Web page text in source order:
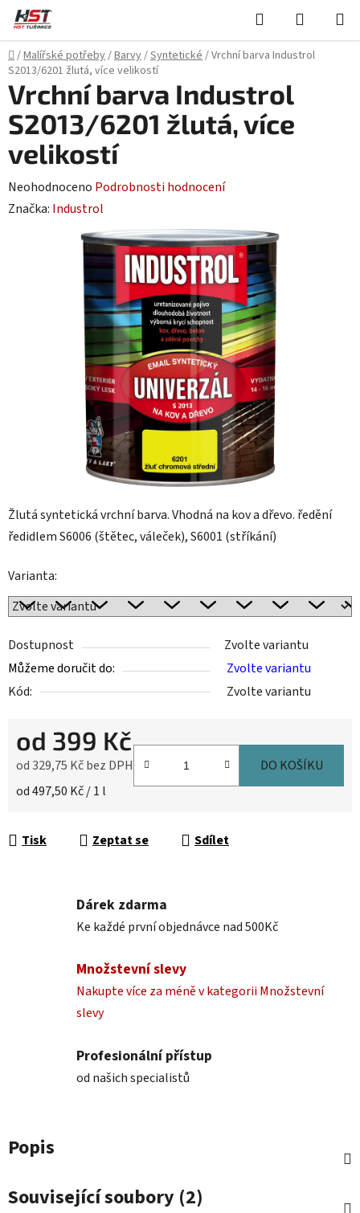
Přejít
obsah
Hledat
KOŠÍK
Domů
/Malířské potřeby/Barvy/Syntetické/Vrchní barva Industrol
S2013/6201 žlutá, více velikostí
Žlutá syntetická vrchní barva. Vhodná na kov a dřevo. ředění
ředidlem S6006 (štětec, váleček), S6001 (stříkání)
Varianta:
Dostupnost
Zvolte variantu
Můžeme doručit do:
Zvolte variantu
Kód:
Zvolte variantu
od 399 Kč
od329,75 Kčbez DPH
Měrná cena:
od 497,50 Kč / 1 l
DO KOŠÍKU
Tisk Zeptat se Sdílet
Vrchní barva Industrol
S2013/6201 žlutá, více
velikostí
Průměrné
hodnocení
Neohodnoceno Podrobnosti hodnocení
Značka: Industrol
Dárek zdarma
Ke každé první objednávce nad 500Kč
Množstevní slevy
Nakupte více za méně v kategorii Množstevní
slevy
Profesionální přístup
od našich specialistů
Popis
Související soubory (2)